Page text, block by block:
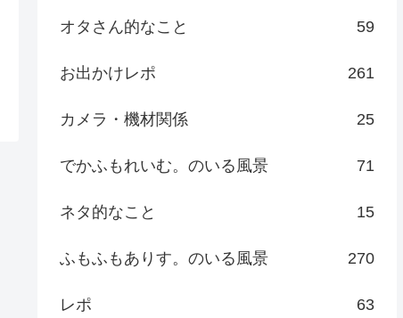
オタさん的なこと 59
お出かけレポ 261
カメラ・機材関係 25
でかふもれいむ。のいる風景 71
ネタ的なこと 15
ふもふもありす。のいる風景 270
レポ 63